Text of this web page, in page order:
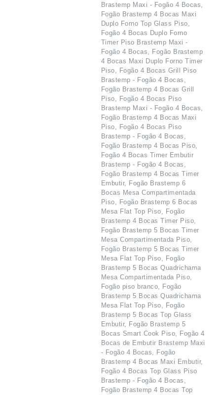
Brastemp Maxi - Fogão 4 Bocas,
Fogão Brastemp 4 Bocas Maxi
Duplo Forno Top Glass Piso,
Fogão 4 Bocas Duplo Forno
Timer Piso Brastemp Maxi -
Fogão 4 Bocas, Fogão Brastemp
4 Bocas Maxi Duplo Forno Timer
Piso, Fogão 4 Bocas Grill Piso
Brastemp - Fogão 4 Bocas,
Fogão Brastemp 4 Bocas Grill
Piso, Fogão 4 Bocas Piso
Brastemp Maxi - Fogão 4 Bocas,
Fogão Brastemp 4 Bocas Maxi
Piso, Fogão 4 Bocas Piso
Brastemp - Fogão 4 Bocas,
Fogão Brastemp 4 Bocas Piso,
Fogão 4 Bocas Timer Embutir
Brastemp - Fogão 4 Bocas,
Fogão Brastemp 4 Bocas Timer
Embutir, Fogão Brastemp 6
Bocas Mesa Compartimentada
Piso, Fogão Brastemp 6 Bocas
Mesa Flat Top Piso, Fogão
Brastemp 4 Bocas Timer Piso,
Fogão Brastemp 5 Bocas Timer
Mesa Compartimentada Piso,
Fogão Brastemp 5 Bocas Timer
Mesa Flat Top Piso, Fogão
Brastemp 5 Bocas Quadrichama
Mesa Compartimentada Piso,
Fogão piso branco, Fogão
Brastemp 5 Bocas Quadrichama
Mesa Flat Top Piso, Fogão
Brastemp 5 Bocas Top Glass
Embutir, Fogão Brastemp 5
Bocas Smart Cook Piso, Fogão 4
Bocas de Embutir Brastemp Maxi
- Fogão 4 Bocas, Fogão
Brastemp 4 Bocas Maxi Embutir,
Fogão 4 Bocas Top Glass Piso
Brastemp - Fogão 4 Bocas,
Fogão Brastemp 4 Bocas Top